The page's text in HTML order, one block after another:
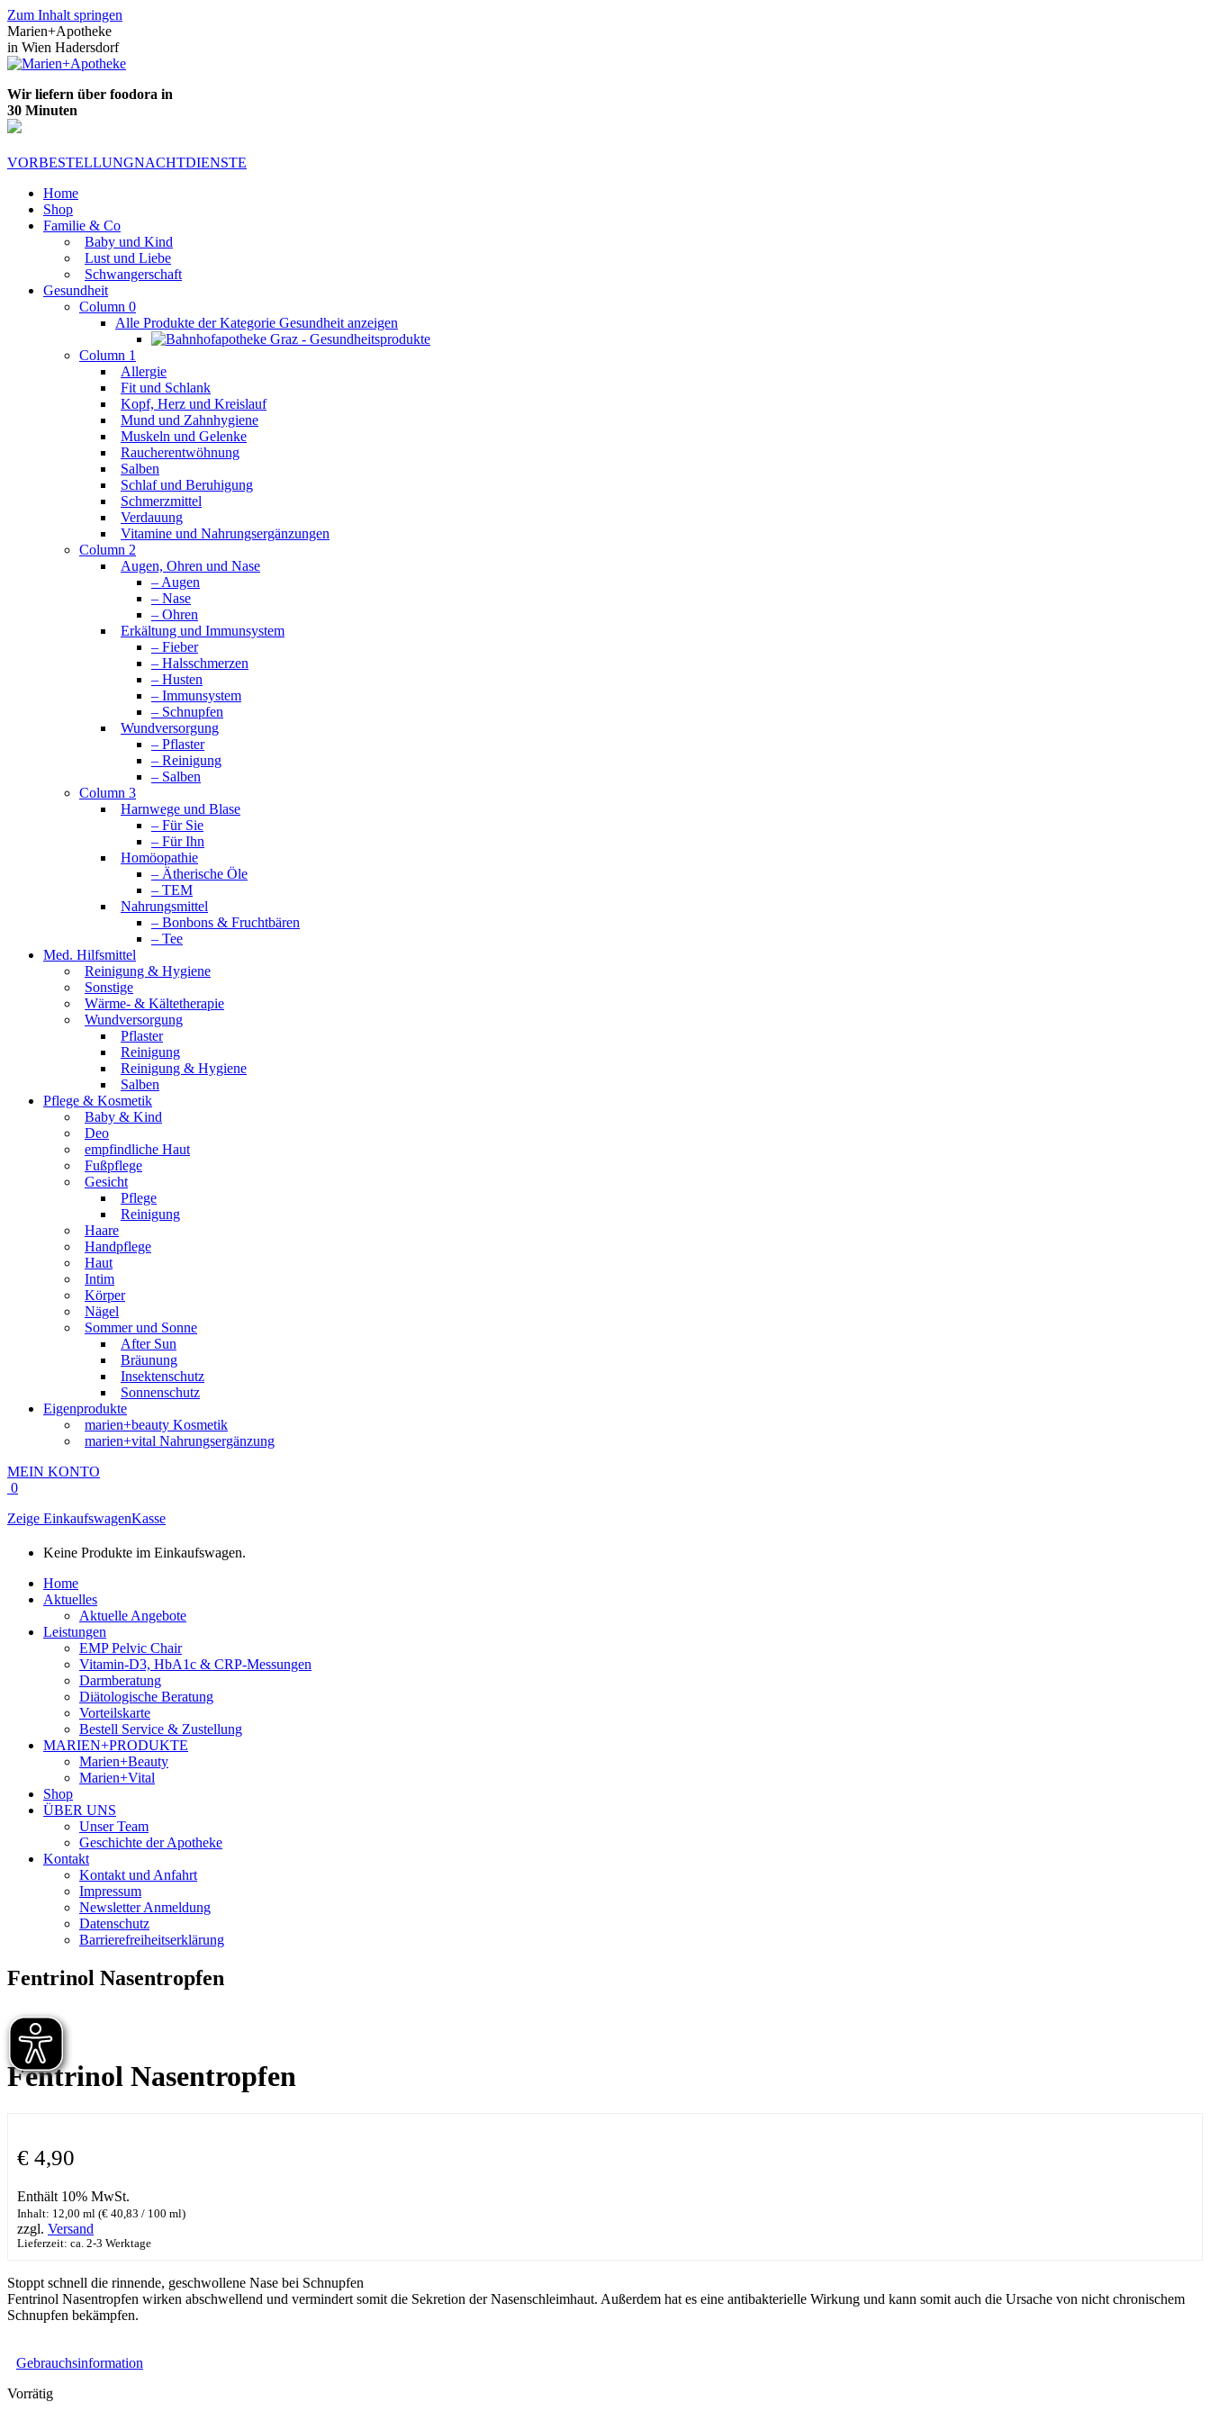
Zum Inhalt springen
Marien+Apotheke
in Wien Hadersdorf
Wir liefern über foodora in
30 Minuten
VORBESTELLUNGNACHTDIENSTE
Home
Shop
Familie & Co
Baby und Kind
Lust und Liebe
Schwangerschaft
Gesundheit
Column 0
Alle Produkte der Kategorie Gesundheit anzeigen
Column 1
Allergie
Fit und Schlank
Kopf, Herz und Kreislauf
Mund und Zahnhygiene
Muskeln und Gelenke
Raucherentwöhnung
Salben
Schlaf und Beruhigung
Schmerzmittel
Verdauung
Vitamine und Nahrungsergänzungen
Column 2
Augen, Ohren und Nase
– Augen
– Nase
– Ohren
Erkältung und Immunsystem
– Fieber
– Halsschmerzen
– Husten
– Immunsystem
– Schnupfen
Wundversorgung
– Pflaster
– Reinigung
– Salben
Column 3
Harnwege und Blase
– Für Sie
– Für Ihn
Homöopathie
– Ätherische Öle
– TEM
Nahrungsmittel
– Bonbons & Fruchtbären
– Tee
Med. Hilfsmittel
Reinigung & Hygiene
Sonstige
Wärme- & Kältetherapie
Wundversorgung
Pflaster
Reinigung
Reinigung & Hygiene
Salben
Pflege & Kosmetik
Baby & Kind
Deo
empfindliche Haut
Fußpflege
Gesicht
Pflege
Reinigung
Haare
Handpflege
Haut
Intim
Körper
Nägel
Sommer und Sonne
After Sun
Bräunung
Insektenschutz
Sonnenschutz
Eigenprodukte
marien+beauty Kosmetik
marien+vital Nahrungsergänzung
MEIN KONTO
0
Zeige EinkaufswagenKasse
Keine Produkte im Einkaufswagen.
Home
Aktuelles
Aktuelle Angebote
Leistungen
EMP Pelvic Chair
Vitamin-D3, HbA1c & CRP-Messungen
Darmberatung
Diätologische Beratung
Vorteilskarte
Bestell Service & Zustellung
MARIEN+PRODUKTE
Marien+Beauty
Marien+Vital
Shop
ÜBER UNS
Unser Team
Geschichte der Apotheke
Kontakt
Kontakt und Anfahrt
Impressum
Newsletter Anmeldung
Datenschutz
Barrierefreiheitserklärung
Fentrinol Nasentropfen
Fentrinol Nasentropfen
€ 4,90
Enthält 10% MwSt.
Inhalt: 12,00 ml (€ 40,83 / 100 ml)
zzgl. Versand
Lieferzeit: ca. 2-3 Werktage
Stoppt schnell die rinnende, geschwollene Nase bei Schnupfen
Fentrinol Nasentropfen wirken abschwellend und vermindert somit die Sekretion der Nasenschleimhaut. Außerdem hat es eine antibakterielle Wirkung und kann somit auch die Ursache von nicht chronischem
Schnupfen bekämpfen.
Gebrauchsinformation
Vorrätig